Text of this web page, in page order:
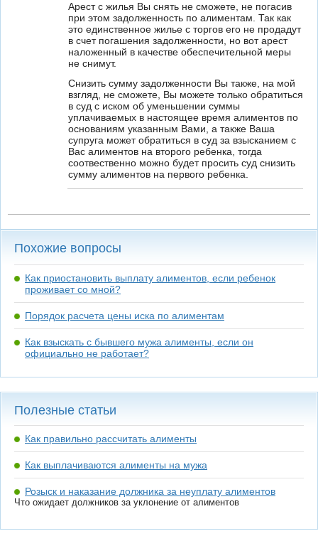
Арест с жилья Вы снять не сможете, не погасив
при этом задолженность по алиментам. Так как
это единственное жилье с торгов его не продадут
в счет погашения задолженности, но вот арест
наложенный в качестве обеспечительной меры
не снимут.
Снизить сумму задолженности Вы также, на мой
взгляд, не сможете, Вы можете только обратиться
в суд с иском об уменьшении суммы
уплачиваемых в настоящее время алиментов по
основаниям указанным Вами, а также Ваша
супруга может обратиться в суд за взысканием с
Вас алиментов на второго ребенка, тогда
соотвественно можно будет просить суд снизить
сумму алиментов на первого ребенка.
Похожие вопросы
Как приостановить выплату алиментов, если ребенок
проживает со мной?
Порядок расчета цены иска по алиментам
Как взыскать с бывшего мужа алименты, если он
официально не работает?
Полезные статьи
Как правильно рассчитать алименты
Как выплачиваются алименты на мужа
Розыск и наказание должника за неуплату алиментов
Что ожидает должников за уклонение от алиментов